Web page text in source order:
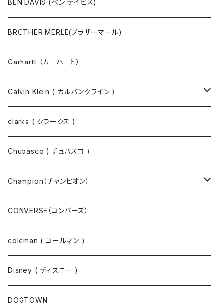
その他
マスクコード
財布 / キーケース
キーホルダー / スマホスタンド
コート
パンツ
パーカ
パンツ
ジャケット・ブルゾン
コート
シャツ
半袖Tシャツ
長袖Tシャツ
半袖シャツ
長袖シャツ
スウェット
パーカー
ニット
ジャケット
コート
ポロシャツ
パンツ
BEN DAVIS (ベン デイビス)
BROTHER MERLE(ブラザーマール)
Carhartt （カーハート）
Calvin Klein ( カルバンクライン )
ジャケット
パーカー
clarks ( クラークス )
Chubasco ( チュバスコ )
Champion（チャンピオン）
スウェットパンツ
パーカー
スウェット
Tシャツ
CONVERSE（コンバース）
coleman ( コールマン )
Disney ( ディズニー )
DOGTOWN